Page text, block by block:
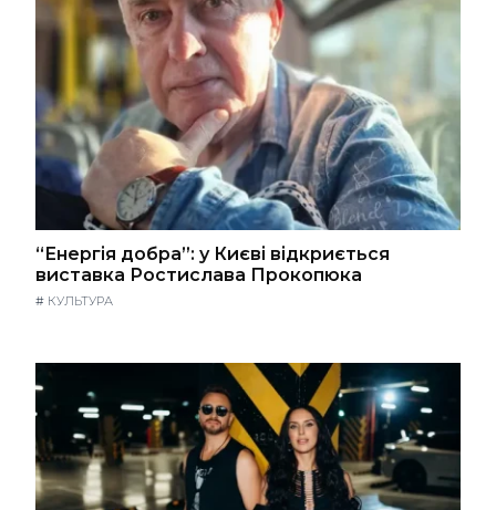
“Енергія добра”: у Києві відкриється
виставка Ростислава Прокопюка
# КУЛЬТУРА